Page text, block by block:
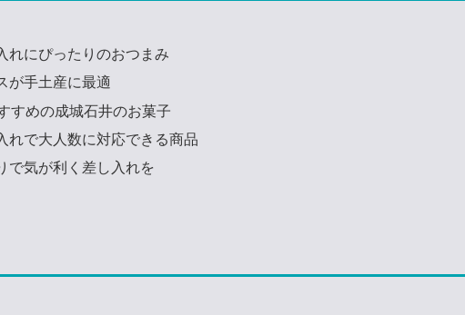
れにぴったりのおつまみ
が手土産に最適
すめの成城石井のお菓子
れで大人数に対応できる商品
で気が利く差し入れを